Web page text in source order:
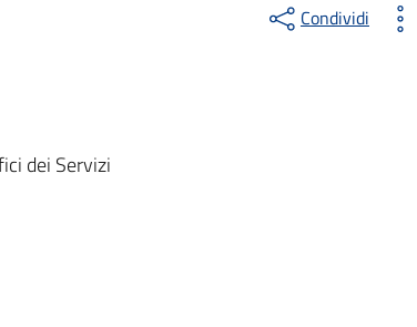
dei Servizi
Condividi